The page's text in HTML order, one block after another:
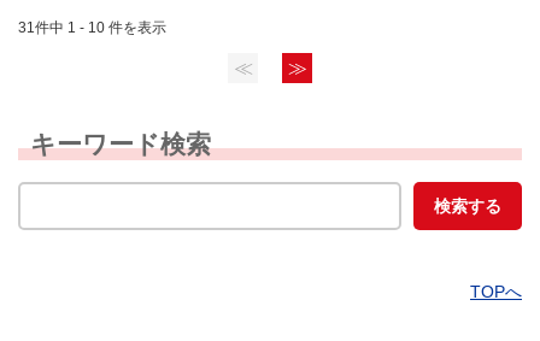
31件中 1 - 10 件を表示
≪ ≫
キーワード検索
TOPへ